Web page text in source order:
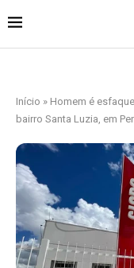
Início » Homem é
bairro Santa Luzia, em